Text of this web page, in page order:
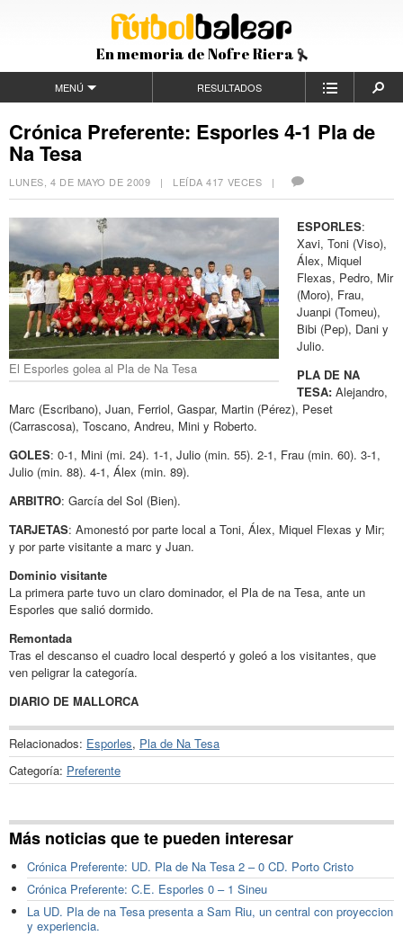
En memoria de Nofre Riera
MENÚ RESULTADOS
Crónica Preferente: Esporles 4-1 Pla de
Na Tesa
LUNES, 4 DE MAYO DE 2009 | LEÍDA 417 VECES |
El Esporles golea al Pla de Na Tesa
ESPORLES:
Xavi, Toni (Viso),
Álex, Miquel
Flexas, Pedro, Mir
(Moro), Frau,
Juanpi (Tomeu),
Bibi (Pep), Dani y
Julio.
PLA DE NA
TESA: Alejandro,
Marc (Escribano), Juan, Ferriol, Gaspar, Martin (Pérez), Peset
(Carrascosa), Toscano, Andreu, Mini y Roberto.
GOLES: 0-1, Mini (mi. 24). 1-1, Julio (min. 55). 2-1, Frau (min. 60). 3-1,
Julio (min. 88). 4-1, Álex (min. 89).
ARBITRO: García del Sol (Bien).
TARJETAS: Amonestó por parte local a Toni, Álex, Miquel Flexas y Mir;
y por parte visitante a marc y Juan.
Dominio visitante
La primera parte tuvo un claro dominador, el Pla de na Tesa, ante un
Esporles que salió dormido.
Remontada
Tras el descanso el cuadro local despertó y goleó a los visitantes, que
ven peligrar la categoría.
DIARIO DE MALLORCA
Relacionados: Esporles, Pla de Na Tesa
Categoría: Preferente
Más noticias que te pueden interesar
Crónica Preferente: UD. Pla de Na Tesa 2 – 0 CD. Porto Cristo
Crónica Preferente: C.E. Esporles 0 – 1 Sineu
La UD. Pla de na Tesa presenta a Sam Riu, un central con proyeccion
y experiencia.